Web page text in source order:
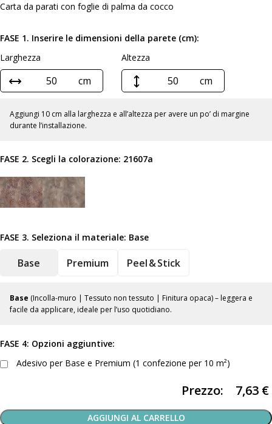
Carta da parati con foglie di palma da cocco
FASE 1. Inserire le dimensioni della parete (cm):
Larghezza
cm
Altezza
cm
Aggiungi 10 cm alla larghezza e all’altezza per avere un po’ di margine
durante l’installazione.
FASE 2. Scegli la colorazione: 21607a
FASE 3. Seleziona il materiale: Base
Base Premium Peel & Stick
Base (Incolla-muro | Tessuto non tessuto | Finitura opaca) – leggera e
facile da applicare, ideale per l’uso quotidiano.
FASE 4: Opzioni aggiuntive:
Adesivo per Base e Premium (1 confezione per 10 m²)
Prezzo: 7,63 €
AGGIUNGI AL CARRELLO